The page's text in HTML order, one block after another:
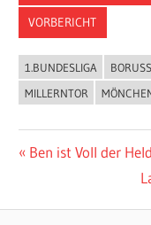
VORBERICHT
1.BUNDESLIGA
MILLERNTOR
Vorheriger
Ben ist Voll der